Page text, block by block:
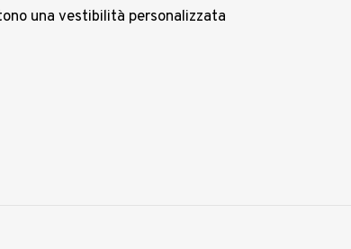
una vestibilità personalizzata